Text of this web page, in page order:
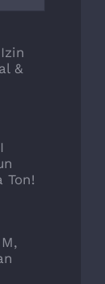
&
Ton!